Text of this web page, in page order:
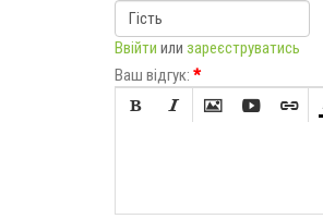
Ввійти или зареєструватись
Ваш відгук: *

   